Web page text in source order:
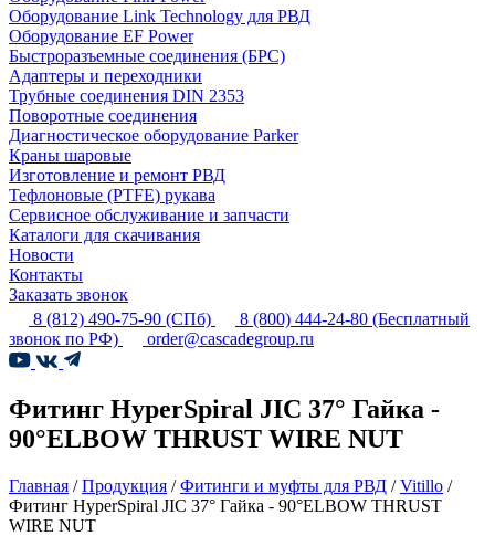
Оборудование Link Technology для РВД
Оборудование EF Power
Быстроразъемные соединения (БРС)
Адаптеры и переходники
Трубные соединения DIN 2353
Поворотные соединения
Диагностическое оборудование Parker
Краны шаровые
Изготовление и ремонт РВД
Тефлоновые (PTFE) рукава
Сервисное обслуживание и запчасти
Каталоги для скачивания
Новости
Контакты
Заказать звонок
8 (812) 490-75-90 (СПб) 8 (800) 444-24-80 (Бесплатный
звонок по РФ)
order@cascadegroup.ru
Фитинг HyperSpiral JIC 37° Гайка -
90°ELBOW THRUST WIRE NUT
Главная /Продукция /Фитинги и муфты для РВД /Vitillo /
Фитинг HyperSpiral JIC 37° Гайка - 90°ELBOW THRUST
WIRE NUT